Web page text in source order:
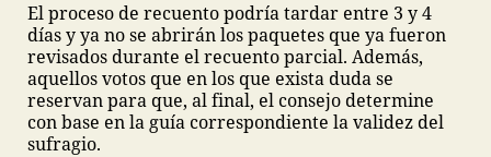
El proceso de recuento podría tardar entre 3 y 4
días y ya no se abrirán los paquetes que ya fueron
revisados durante el recuento parcial. Además,
aquellos votos que en los que exista duda se
reservan para que, al final, el consejo determine
con base en la guía correspondiente la validez del
sufragio.